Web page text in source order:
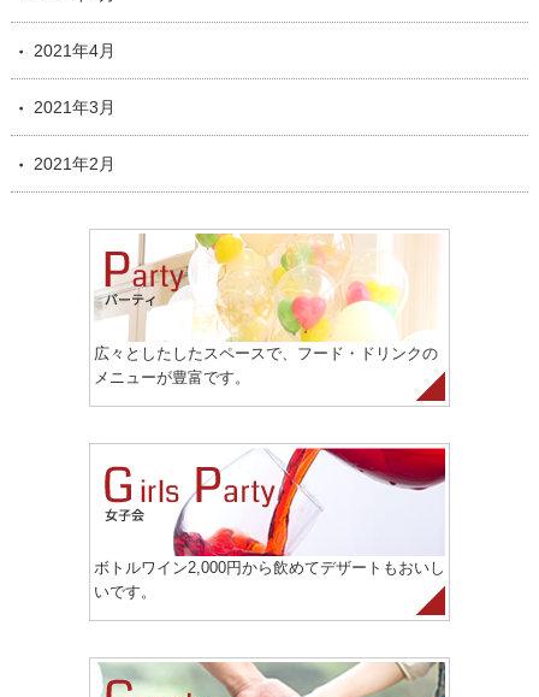
2021年4月
2021年3月
2021年2月
広々としたしたスペースで、フード・ドリンクの
メニューが豊富です。
ボトルワイン2,000円から飲めてデザートもおいし
いです。